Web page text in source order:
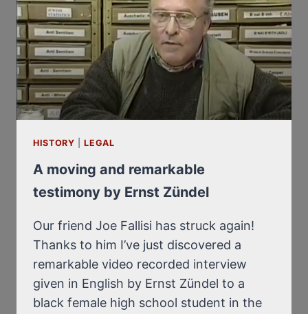
ALISON
CHABLOZ
ET
MONIKA
SCHAEFER
HISTORY |LEGAL
A moving and remarkable
testimony by Ernst Zündel
Our friend Joe Fallisi has struck again!
Thanks to him I’ve just discovered a
remarkable video recorded interview
given in English by Ernst Zündel to a
black female high school student in the